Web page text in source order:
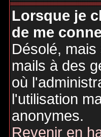
Lorsque je
de me
Désolé,
mails à des
où
l'utilisation
anonymes.
Revenir en